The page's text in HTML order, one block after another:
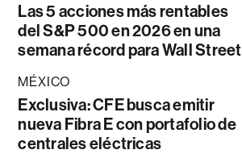
Las 5 acciones más rentables
del S&P 500 en 2026 en una
semana récord para Wall Street
MÉXICO
Exclusiva: CFE busca emitir
nueva Fibra E con portafolio de
centrales eléctricas